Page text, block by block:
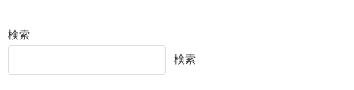
検索
検索